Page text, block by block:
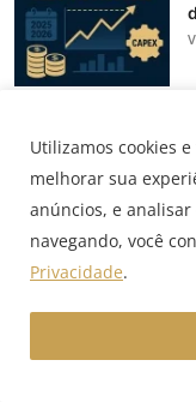
Popular Tags
Utilizamos cookies
melhorar sua
anúncios, e
navegando, você
Privacidade.